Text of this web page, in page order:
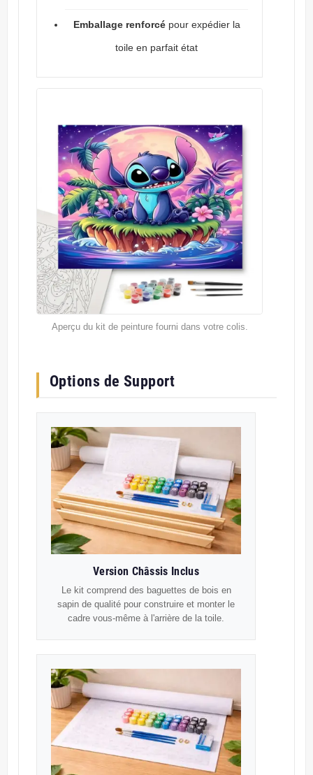
Emballage renforcépour expédier la
toile en parfait état
Aperçu du kit de peinture fourni dans votre colis.
Options de Support
Version Châssis Inclus
Le kit comprend des baguettes de bois en
sapin de qualité pour construire et monter le
cadre vous-même à l'arrière de la toile.